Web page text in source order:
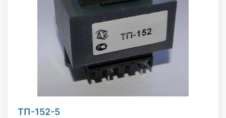
ТП-152-5